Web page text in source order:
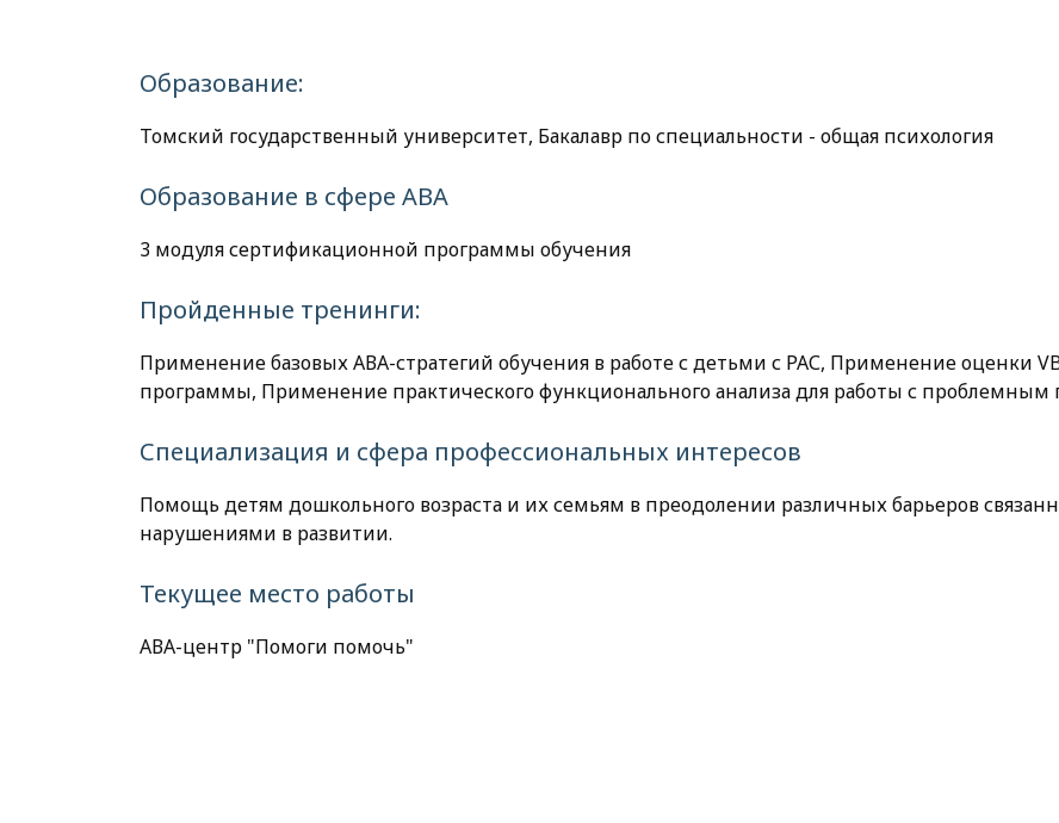
Образование:
Томский государственный университет, Бакалавр по специальности - общая психология
Образование в сфере АВА
3 модуля сертификационной программы обучения
Пройденные тренинги:
Применение базовых АВА-стратегий обучения в работе с детьми с РАС, Применение оценки
программы, Применение практического функционального анализа для работы с
Специализация и сфера профессиональных интересов
Помощь детям дошкольного возраста и их семьям в преодолении различных барьеров
нарушениями в развитии.
Текущее место работы
АВА-центр "Помоги помочь"